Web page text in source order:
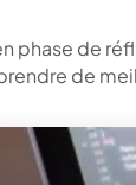
phase de
de